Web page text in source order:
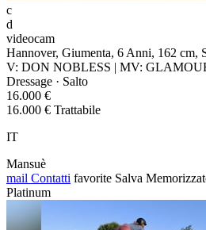
c
d
videocam
Hannover, Giumenta, 6 Anni, 162 cm,
V: DON NOBLESS | MV:
Dressage · Salto
16.000 €
16.000 € Trattabile
IT
Mansuè
mail Contatti favorite Salva
Platinum